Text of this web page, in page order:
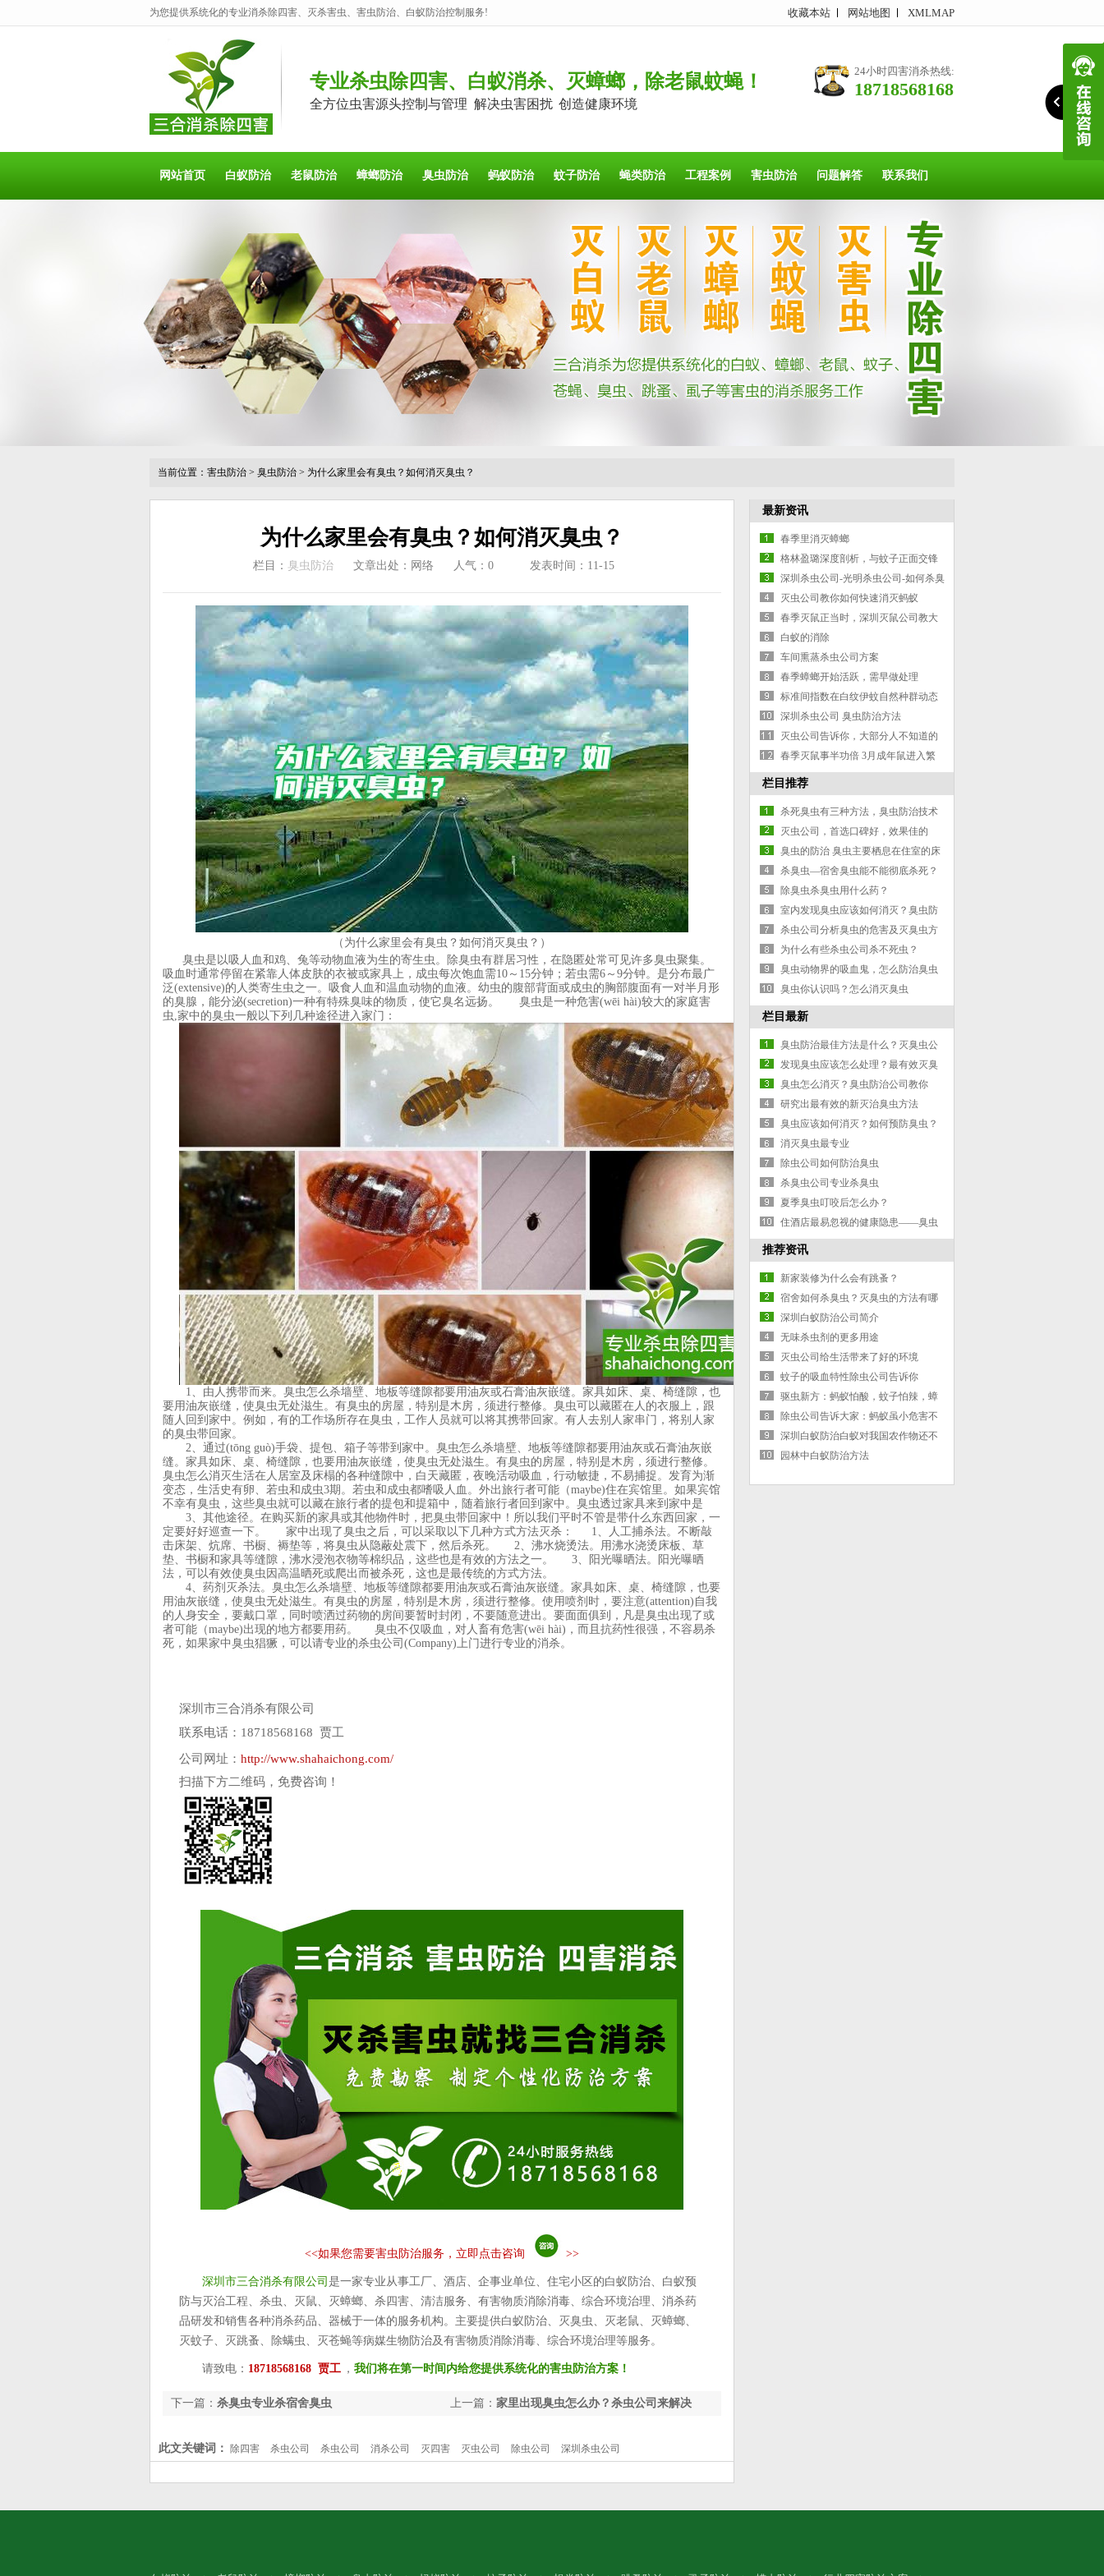
为您提供系统化的专业消杀除四害、灭杀害虫、害虫防治、白蚁防治控制服务! 收藏本站 网站地图 XMLMAP
专业杀虫除四害、白蚁消杀、灭蟑螂，除老鼠蚊蝇！
全方位虫害源头控制与管理 解决虫害困扰 创造健康环境
24小时四害消杀热线:
18718568168
网站首页 白蚁防治 老鼠防治 蟑螂防治 臭虫防治 蚂蚁防治 蚊子防治 蝇类防治 工程案例 害虫防治 问题解答 联系我们
当前位置： 害虫防治 > 臭虫防治 > 为什么家里会有臭虫？如何消灭臭虫？
为什么家里会有臭虫？如何消灭臭虫？
栏目： 臭虫防治 文章出处：网络 人气： 0 发表时间：11-15
（为什么家里会有臭虫？如何消灭臭虫？）
臭虫是以吸人血和鸡、兔等动物血液为生的寄生虫。除臭虫有群居习性，在隐匿处常可见许多臭虫聚集。
吸血时通常停留在紧靠人体皮肤的衣被或家具上，成虫每次饱血需10～15分钟；若虫需6～9分钟。是分布最广
泛(extensive)的人类寄生虫之一。吸食人血和温血动物的血液。幼虫的腹部背面或成虫的胸部腹面有一对半月形
的臭腺，能分泌(secretion)一种有特殊臭味的物质，使它臭名远扬。 臭虫是一种危害(wēi hài)较大的家庭害
虫,家中的臭虫一般以下列几种途径进入家门：
1、由人携带而来。臭虫怎么杀墙壁、地板等缝隙都要用油灰或石膏油灰嵌缝。家具如床、桌、椅缝隙，也
要用油灰嵌缝，使臭虫无处滋生。有臭虫的房屋，特别是木房，须进行整修。臭虫可以藏匿在人的衣服上，跟
随人回到家中。例如，有的工作场所存在臭虫，工作人员就可以将其携带回家。有人去别人家串门，将别人家
的臭虫带回家。
2、通过(tōng guò)手袋、提包、箱子等带到家中。臭虫怎么杀墙壁、地板等缝隙都要用油灰或石膏油灰嵌
缝。家具如床、桌、椅缝隙，也要用油灰嵌缝，使臭虫无处滋生。有臭虫的房屋，特别是木房，须进行整修。
臭虫怎么消灭生活在人居室及床榻的各种缝隙中，白天藏匿，夜晚活动吸血，行动敏捷，不易捕捉。发育为渐
变态，生活史有卵、若虫和成虫3期。若虫和成虫都嗜吸人血。外出旅行者可能（maybe)住在宾馆里。如果宾馆
不幸有臭虫，这些臭虫就可以藏在旅行者的提包和提箱中，随着旅行者回到家中。臭虫透过家具来到家中是
3、其他途径。在购买新的家具或其他物件时，把臭虫带回家中！所以我们平时不管是带什么东西回家，一
定要好好巡查一下。 家中出现了臭虫之后，可以采取以下几种方式方法灭杀： 1、人工捕杀法。不断敲
击床架、炕席、书橱、褥垫等，将臭虫从隐蔽处震下，然后杀死。 2、沸水烧烫法。用沸水浇烫床板、草
垫、书橱和家具等缝隙，沸水浸泡衣物等棉织品，这些也是有效的方法之一。 3、阳光曝晒法。阳光曝晒
法，可以有效使臭虫因高温晒死或爬出而被杀死，这也是最传统的方式方法。
4、药剂灭杀法。臭虫怎么杀墙壁、地板等缝隙都要用油灰或石膏油灰嵌缝。家具如床、桌、椅缝隙，也要
用油灰嵌缝，使臭虫无处滋生。有臭虫的房屋，特别是木房，须进行整修。使用喷剂时，要注意(attention)自我
的人身安全，要戴口罩，同时喷洒过药物的房间要暂时封闭，不要随意进出。要面面俱到，凡是臭虫出现了或
者可能（maybe)出现的地方都要用药。 臭虫不仅吸血，对人畜有危害(wēi hài)，而且抗药性很强，不容易杀
死，如果家中臭虫猖獗，可以请专业的杀虫公司(Company)上门进行专业的消杀。
深圳市三合消杀有限公司
联系电话：18718568168 贾工
公司网址： http://www.shahaichong.com/
扫描下方二维码，免费咨询！
<<如果您需要害虫防治服务，立即点击咨询 >>
深圳市三合消杀有限公司 是一家专业从事工厂、酒店、企事业单位、住宅小区的白蚁防治、白蚁预
防与灭治工程、杀虫、灭鼠、灭蟑螂、杀四害、清洁服务、有害物质消除消毒、综合环境治理、消杀药
品研发和销售各种消杀药品、器械于一体的服务机构。主要提供白蚁防治、灭臭虫、灭老鼠、灭蟑螂、
灭蚊子、灭跳蚤、除螨虫、灭苍蝇等病媒生物防治及有害物质消除消毒、综合环境治理等服务。
请致电： 18718568168 贾工 ， 我们将在第一时间内给您提供系统化的害虫防治方案！
上一篇： 家里出现臭虫怎么办？杀虫公司来解决
下一篇： 杀臭虫专业杀宿舍臭虫
此文关键词： 除四害 杀虫公司 杀虫公司 消杀公司 灭四害 灭虫公司 除虫公司 深圳杀虫公司
最新资讯
春季里消灭蟑螂
格林盈璐深度剖析，与蚊子正面交锋
灭蚊灯是否有效
深圳杀虫公司-光明杀虫公司-如何杀臭
虫-臭虫防治的方案
灭虫公司教你如何快速消灭蚂蚁
春季灭鼠正当时，深圳灭鼠公司教大
家如何灭鼠
白蚁的消除
车间熏蒸杀虫公司方案
春季蟑螂开始活跃，需早做处理
标准间指数在白纹伊蚊自然种群动态
深圳杀虫公司 臭虫防治方法
灭虫公司告诉你，大部分人不知道的
灭蚂蚁除蚂蚁防治蚂蚁小妙招
春季灭鼠事半功倍 3月成年鼠进入繁
殖期
栏目推荐
杀死臭虫有三种方法，臭虫防治技术
灭虫公司，首选口碑好，效果佳的
臭虫的防治 臭虫主要栖息在住室的床
架.床板.帐顶四角.墙壁
杀臭虫—宿舍臭虫能不能彻底杀死？
除臭虫杀臭虫用什么药？
室内发现臭虫应该如何消灭？臭虫防
治公司来教你
杀虫公司分析臭虫的危害及灭臭虫方
法
为什么有些杀虫公司杀不死虫？
臭虫动物界的吸血鬼，怎么防治臭虫
臭虫你认识吗？怎么消灭臭虫
栏目最新
臭虫防治最佳方法是什么？灭臭虫公
司有奇招
发现臭虫应该怎么处理？最有效灭臭
虫方法是什么？
臭虫怎么消灭？臭虫防治公司教你
研究出最有效的新灭治臭虫方法
臭虫应该如何消灭？如何预防臭虫？
消灭臭虫最专业
除虫公司如何防治臭虫
杀臭虫公司专业杀臭虫
夏季臭虫叮咬后怎么办？
住酒店最易忽视的健康隐患——臭虫
推荐资讯
新家装修为什么会有跳蚤？
宿舍如何杀臭虫？灭臭虫的方法有哪
些？
深圳白蚁防治公司简介
无味杀虫剂的更多用途
灭虫公司给生活带来了好的环境
蚊子的吸血特性除虫公司告诉你
驱虫新方：蚂蚁怕酸，蚊子怕辣，蟑
螂怕香？
除虫公司告诉大家：蚂蚁虽小危害不
小
深圳白蚁防治白蚁对我国农作物还不
是重要的害虫
园林中白蚁防治方法